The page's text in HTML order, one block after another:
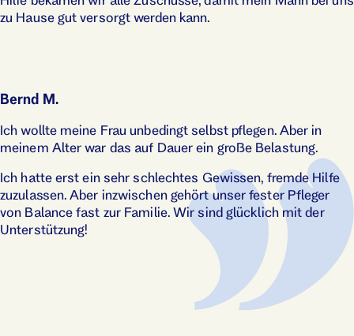
zu Hause gut versorgt werden kann.
Bernd M.
Ich wollte meine Frau unbedingt selbst pflegen. Aber in
meinem Alter war das auf Dauer ein große Belastung.
Ich hatte erst ein sehr schlechtes Gewissen, fremde Hilfe
zuzulassen. Aber inzwischen gehört unser fester Pfleger
von Balance fast zur Familie. Wir sind glücklich mit der
Unterstützung!